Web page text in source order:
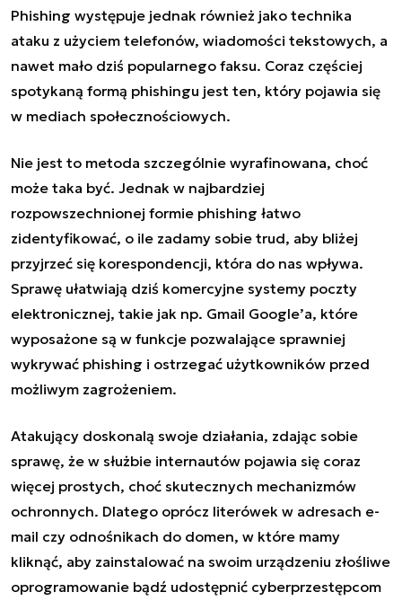
Phishing występuje jednak również jako technika
ataku z użyciem telefonów, wiadomości tekstowych, a
nawet mało dziś popularnego faksu. Coraz częściej
spotykaną formą phishingu jest ten, który pojawia się
w mediach społecznościowych.
Nie jest to metoda szczególnie wyrafinowana, choć
może taka być. Jednak w najbardziej
rozpowszechnionej formie phishing łatwo
zidentyfikować, o ile zadamy sobie trud, aby bliżej
przyjrzeć się korespondencji, która do nas wpływa.
Sprawę ułatwiają dziś komercyjne systemy poczty
elektronicznej, takie jak np. Gmail Google’a, które
wyposażone są w funkcje pozwalające sprawniej
wykrywać phishing i ostrzegać użytkowników przed
możliwym zagrożeniem.
Atakujący doskonalą swoje działania, zdając sobie
sprawę, że w służbie internautów pojawia się coraz
więcej prostych, choć skutecznych mechanizmów
ochronnych. Dlatego oprócz literówek w adresach e-
mail czy odnośnikach do domen, w które mamy
kliknąć, aby zainstalować na swoim urządzeniu złośliwe
oprogramowanie bądź udostępnić cyberprzestępcom